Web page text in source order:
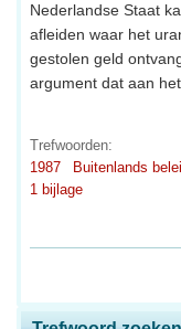
Nederlandse Staat
afleiden waar het
gestolen geld
argument dat aan
Trefwoorden:
1987
Buitenlands
1 bijlage